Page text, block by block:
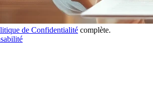
de Confidentialité complète.